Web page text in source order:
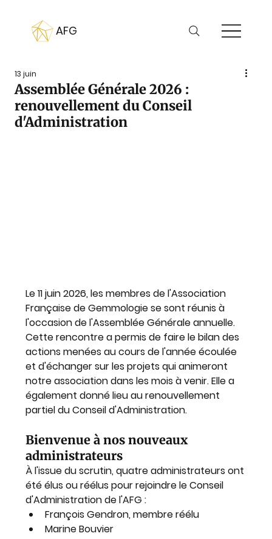
AFG
Assemblée Générale 2026 :
renouvellement du Conseil
d'Administration
13 juin
Le 11 juin 2026, les membres de l'Association
Française de Gemmologie se sont réunis à
l'occasion de l'Assemblée Générale annuelle.
Cette rencontre a permis de faire le bilan des
actions menées au cours de l'année écoulée
et d'échanger sur les projets qui animeront
notre association dans les mois à venir. Elle a
également donné lieu au renouvellement
partiel du Conseil d'Administration.
Bienvenue à nos nouveaux
administrateurs
À l'issue du scrutin, quatre administrateurs ont
été élus ou réélus pour rejoindre le Conseil
d'Administration de l'AFG :
François Gendron, membre réélu
Marine Bouvier